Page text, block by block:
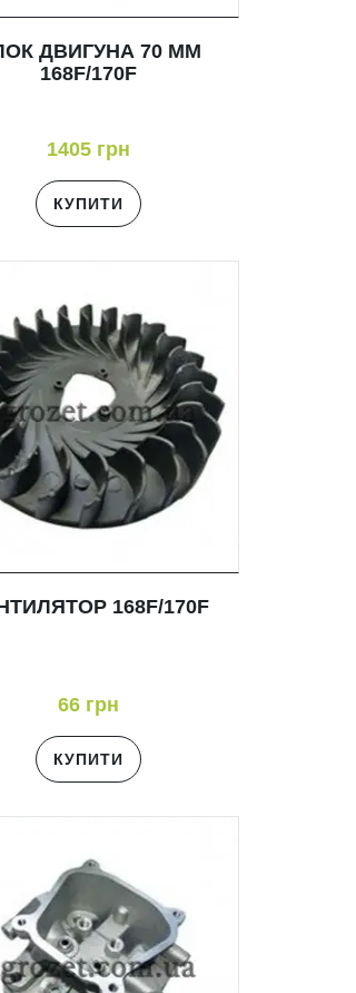
ДВИГУНА 70 ММ
168F/170F
1405 грн
КУПИТИ
168F/170F
66 грн
КУПИТИ